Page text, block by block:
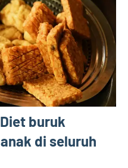
buruk
di seluruh